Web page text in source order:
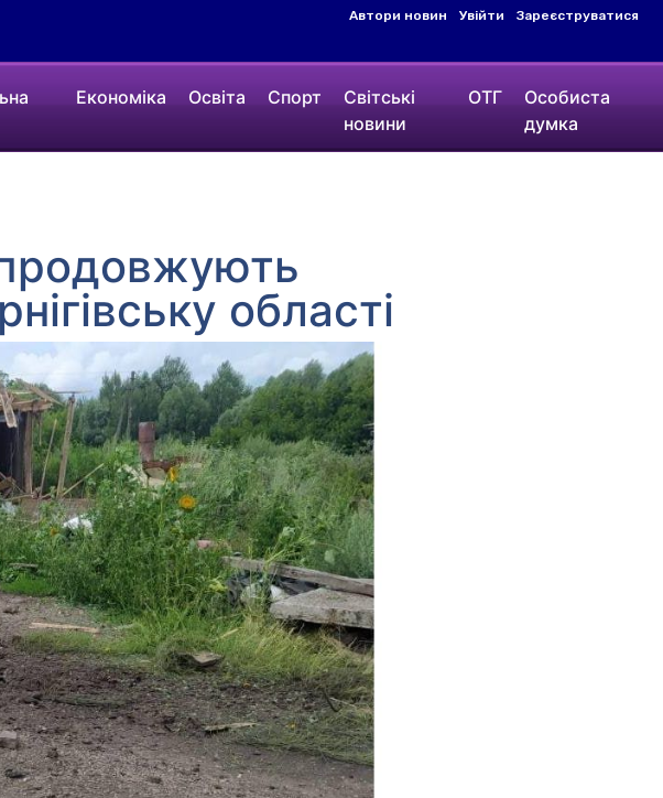
Автори новин Увійти Зареєструватися
Економіка Освіта Спорт
Світські
новини
ОТГ
Особиста
думка
продовжують
області